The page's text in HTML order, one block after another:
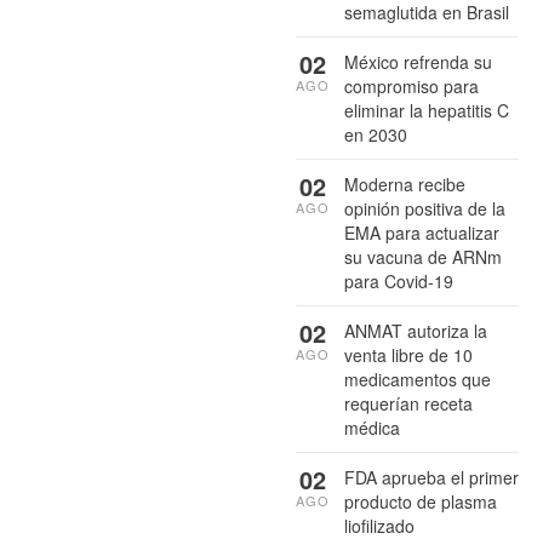
semaglutida en Brasil
México refrenda su
compromiso para
eliminar la hepatitis C
en 2030
02
AGO
Moderna recibe
opinión positiva de la
EMA para actualizar
su vacuna de ARNm
para Covid-19
02
AGO
ANMAT autoriza la
venta libre de 10
medicamentos que
requerían receta
médica
02
AGO
FDA aprueba el primer
producto de plasma
liofilizado
02
AGO